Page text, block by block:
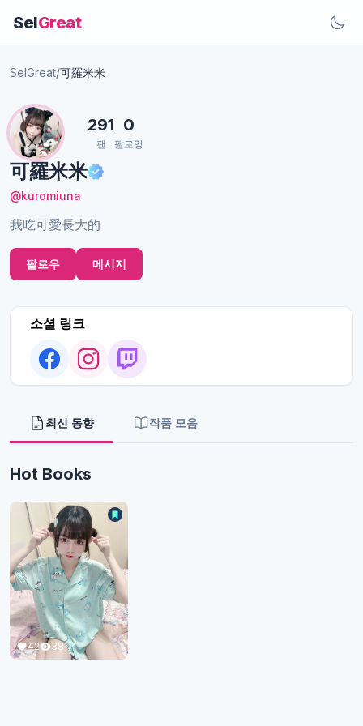
SelGreat
SelGreat/可羅米米
可羅米米
@kuromiuna
我吃可愛長大的
291
팬
0
팔로잉
팔로우 메시지
소셜 링크
최신 동향 작품 모음
Hot Books
42 38